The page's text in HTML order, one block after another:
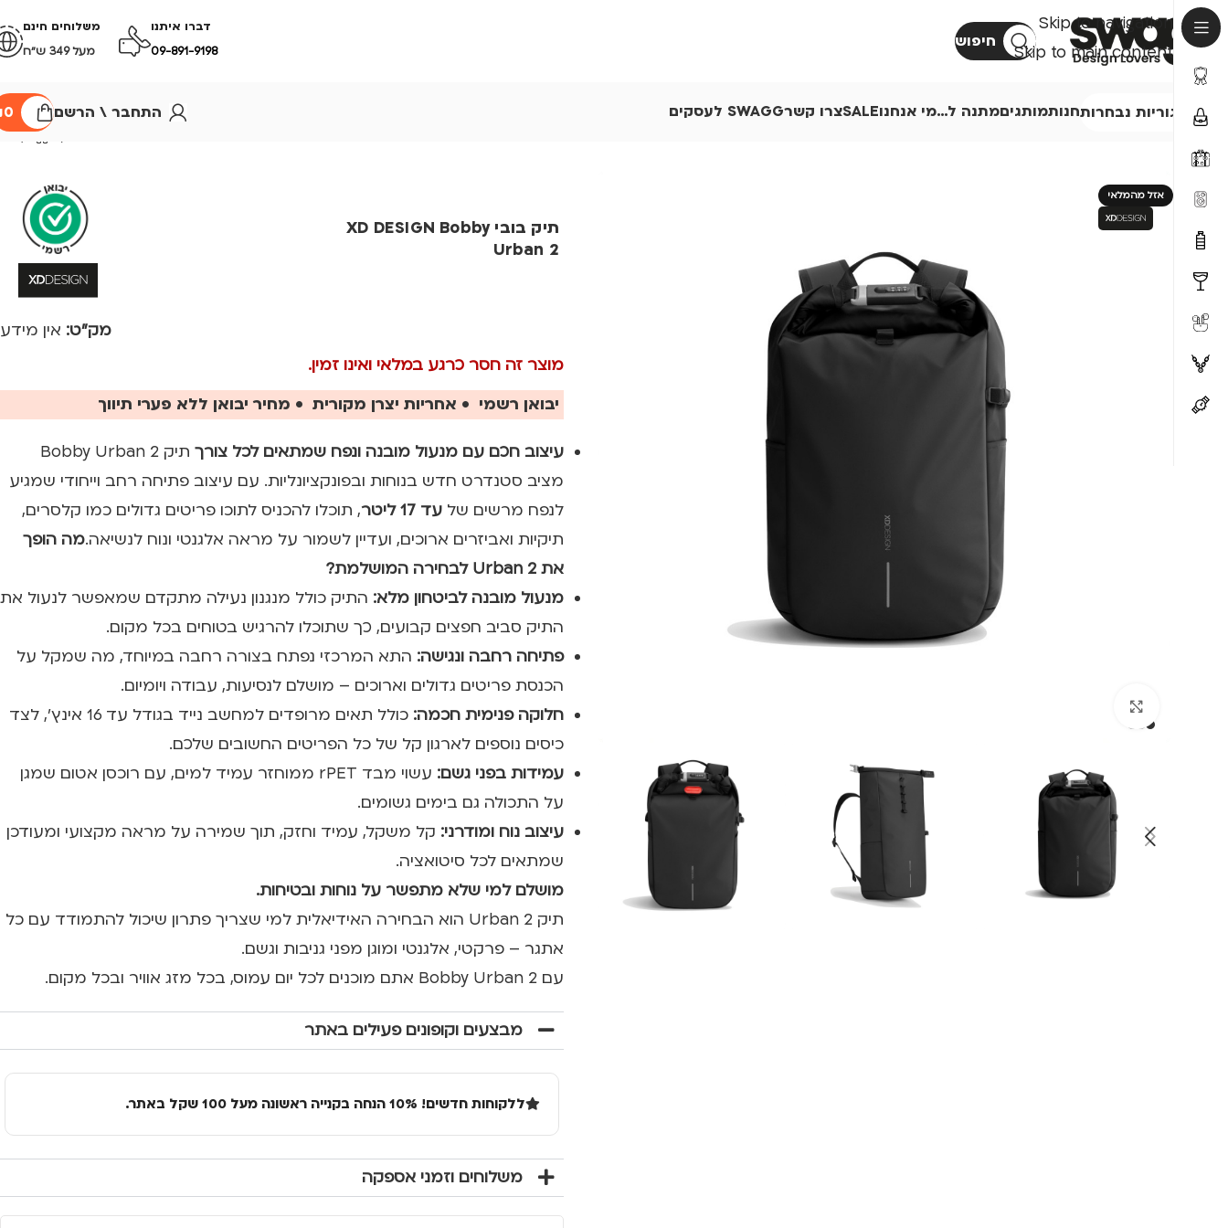
Skip to navigation
Skip to main content
חיפוש
דברו איתנו
09-891-9198
משלוחים חינם
מעל 349 ש״ח
קטגוריות נבחרותחנותמותגיםמתנה ל…מי אנחנוSALEצרו קשרSWAGG לעסקים התחבר \ הרשם 0
אזל מהמלאי
תיק בובי XD DESIGN Bobby
Urban 2
מק"ט: אין מידע
מוצר זה חסר כרגע במלאי ואינו זמין.
יבואן רשמי • אחריות יצרן מקורית • מחיר יבואן ללא פערי תיווך
עיצוב חכם עם מנעול מובנה ונפח שמתאים לכל צורך
תיק Bobby Urban 2
מציב סטנדרט חדש בנוחות ובפונקציונליות. עם עיצוב פתיחה רחב וייחודי שמגיע
לנפח מרשים של עד 17 ליטר
, תוכלו להכניס לתוכו פריטים גדולים כמו קלסרים,
תיקיות ואביזרים ארוכים, ועדיין לשמור על מראה אלגנטי ונוח לנשיאה.מה הופך
את Urban 2 לבחירה המושלמת?
מנעול מובנה לביטחון מלא: התיק כולל מנגנון נעילה מתקדם שמאפשר לנעול את
התיק סביב חפצים קבועים, כך שתוכלו להרגיש בטוחים בכל מקום.
פתיחה רחבה ונגישה: התא המרכזי נפתח בצורה רחבה במיוחד, מה שמקל על
הכנסת פריטים גדולים וארוכים – מושלם לנסיעות, עבודה ויומיום.
חלוקה פנימית חכמה:
כולל תאים מרופדים למחשב נייד בגודל עד 16 אינץ', לצד
כיסים נוספים לארגון קל של כל הפריטים החשובים שלכם.
עמידות בפני גשם:
עשוי מבד rPET ממוחזר עמיד למים, עם רוכסן אטום שמגן
על התכולה גם בימים גשומים.
עיצוב נוח ומודרני: קל משקל, עמיד וחזק, תוך שמירה על מראה מקצועי ומעודכן
שמתאים לכל סיטואציה.
מושלם למי שלא מתפשר על נוחות ובטיחות.
תיק Urban 2 הוא הבחירה האידיאלית למי שצריך פתרון שיכול להתמודד עם כל
אתגר – פרקטי, אלגנטי ומוגן מפני גניבות וגשם.
עם Bobby Urban 2 אתם מוכנים לכל יום עמוס, בכל מזג אוויר ובכל מקום.
מבצעים וקופונים פעילים באתר
ללקוחות חדשים! 10% הנחה בקנייה ראשונה מעל 100 שקל באתר.
משלוחים וזמני אספקה